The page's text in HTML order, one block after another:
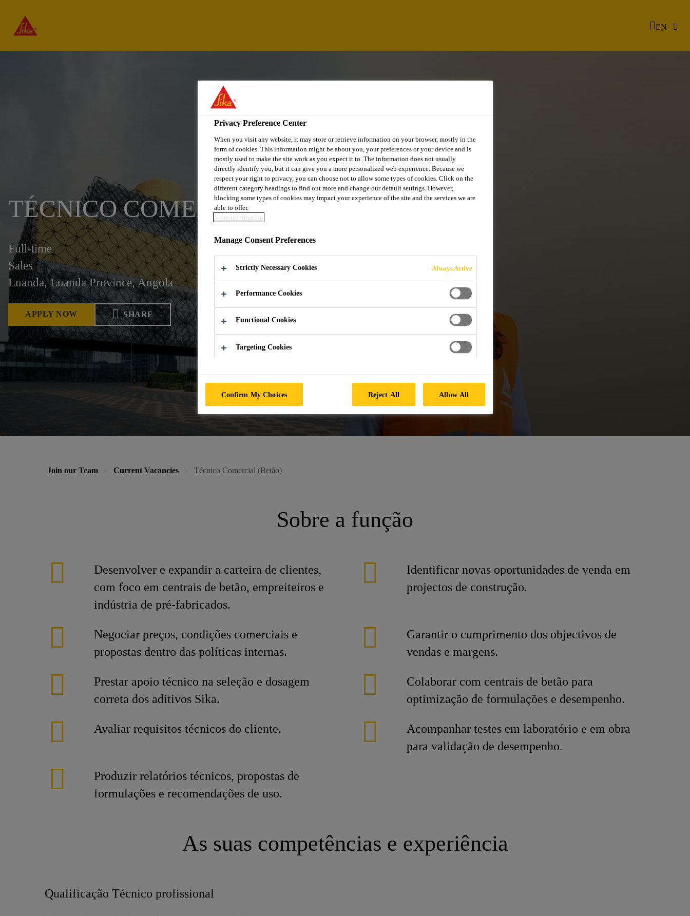
EN
TÉCNICO COMERCIAL (BETÃO)
Full-time
Sales
Luanda, Luanda Province, Angola
APPLY NOW SHARE
Join our Team Current Vacancies Técnico Comercial (Betão)
Sobre a função
Desenvolver e expandir a carteira de clientes,
com foco em centrais de betão, empreiteiros e
indústria de pré-fabricados.
Identificar novas oportunidades de venda em
projectos de construção.
Negociar preços, condições comerciais e
propostas dentro das políticas internas.
Garantir o cumprimento dos objectivos de
vendas e margens.
Prestar apoio técnico na seleção e dosagem
correta dos aditivos Sika.
Colaborar com centrais de betão para
optimização de formulações e desempenho.
Avaliar requisitos técnicos do cliente.
Acompanhar testes em laboratório e em obra
para validação de desempenho.
Produzir relatórios técnicos, propostas de
formulações e recomendações de uso.
As suas competências e experiência
Qualificação Técnico profissional
Privacy Preference Center
When you visit any website, it may store or retrieve information on your browser, mostly in the
form of cookies. This information might be about you, your preferences or your device and is
mostly used to make the site work as you expect it to. The information does not usually
directly identify you, but it can give you a more personalized web experience. Because we
respect your right to privacy, you can choose not to allow some types of cookies. Click on the
different category headings to find out more and change our default settings. However,
blocking some types of cookies may impact your experience of the site and the services we are
able to offer.
More information
Manage Consent Preferences
Strictly Necessary Cookies Always Active
Performance Cookies
Functional Cookies
Targeting Cookies
Confirm My Choices Reject All Allow All